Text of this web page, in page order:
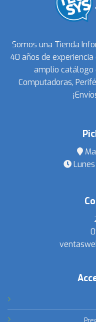
Somos una Tienda
40 años de
amplio catálogo
Computadoras,
Lunes